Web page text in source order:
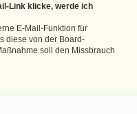
Link klicke, werde ich
E-Mail-Funktion für
diese von der Board-
soll den Missbrauch